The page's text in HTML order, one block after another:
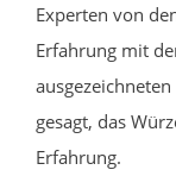
Experten von
Erfahrung mit
gesagt, das
Erfahrung.